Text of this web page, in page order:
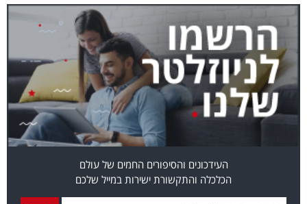
העידכונים והסיפורים החמים של עולם
הכלכלה והתקשורת ישירות במייל שלכם